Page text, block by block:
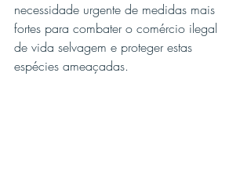
necessidade urgente de medidas mais
fortes para combater o comércio ilegal
de vida selvagem e proteger estas
espécies ameaçadas.